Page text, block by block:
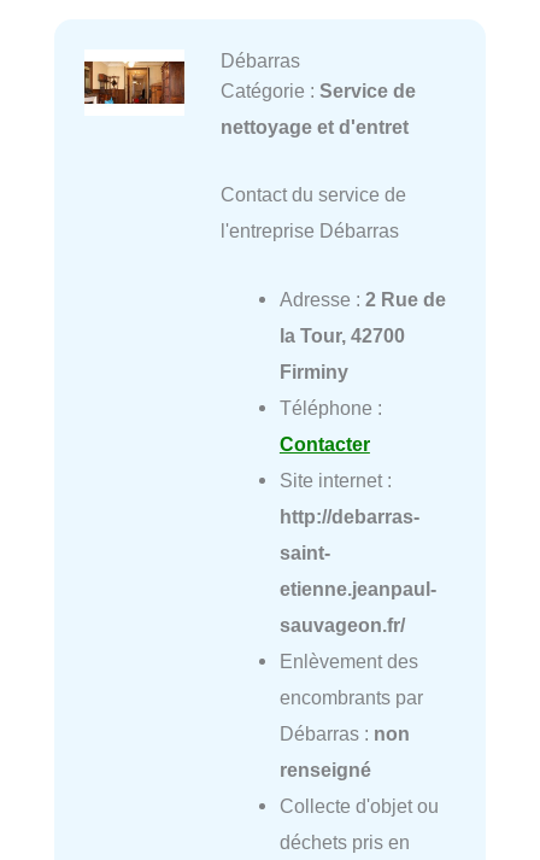
Débarras
Catégorie : Service de
nettoyage et d'entret
Contact du service de
l'entreprise Débarras
Adresse : 2 Rue de
la Tour, 42700
Firminy
Téléphone :
Contacter
Site internet :
http://debarras-
saint-
etienne.jeanpaul-
sauvageon.fr/
Enlèvement des
encombrants par
Débarras : non
renseigné
Collecte d'objet ou
déchets pris en